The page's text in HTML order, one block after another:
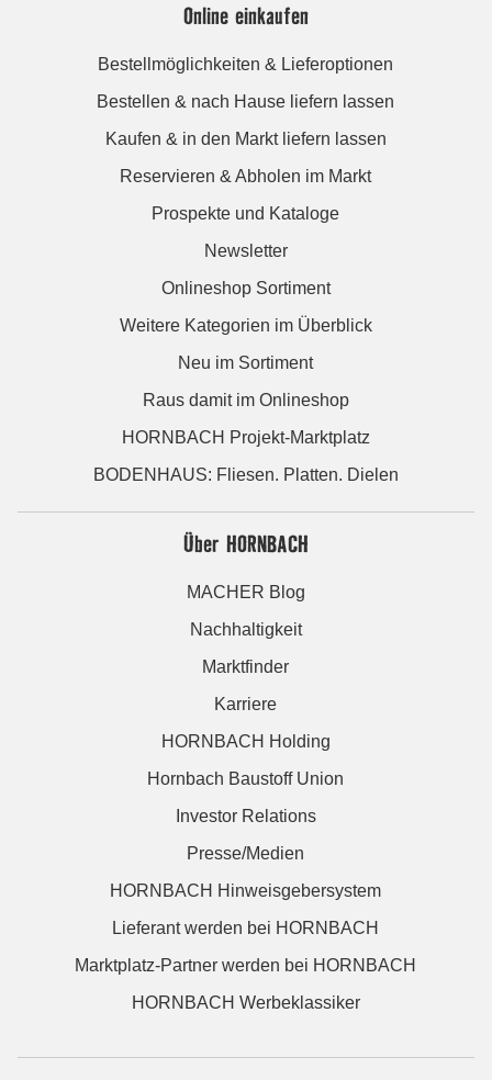
Online einkaufen
Bestellmöglichkeiten & Lieferoptionen
Bestellen & nach Hause liefern lassen
Kaufen & in den Markt liefern lassen
Reservieren & Abholen im Markt
Prospekte und Kataloge
Newsletter
Onlineshop Sortiment
Weitere Kategorien im Überblick
Neu im Sortiment
Raus damit im Onlineshop
HORNBACH Projekt-Marktplatz
BODENHAUS: Fliesen. Platten. Dielen
Über HORNBACH
MACHER Blog
Nachhaltigkeit
Marktfinder
Karriere
HORNBACH Holding
Hornbach Baustoff Union
Investor Relations
Presse/Medien
HORNBACH Hinweisgebersystem
Lieferant werden bei HORNBACH
Marktplatz-Partner werden bei HORNBACH
HORNBACH Werbeklassiker